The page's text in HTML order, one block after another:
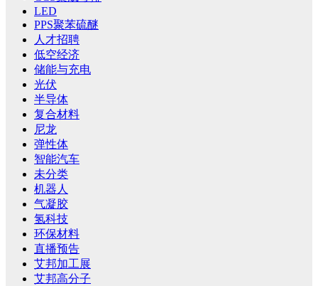
LED
PPS聚苯硫醚
人才招聘
低空经济
储能与充电
光伏
半导体
复合材料
尼龙
弹性体
智能汽车
未分类
机器人
气凝胶
氢科技
环保材料
直播预告
艾邦加工展
艾邦高分子